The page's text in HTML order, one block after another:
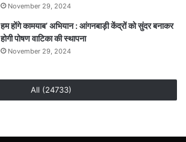
November 29, 2024
हम होंगे कामयाब’ अभियान : आंगनबाड़ी केंद्रों को सुंदर बनाकर
होगी पोषण वाटिका की स्थापना
November 29, 2024
All (24733)